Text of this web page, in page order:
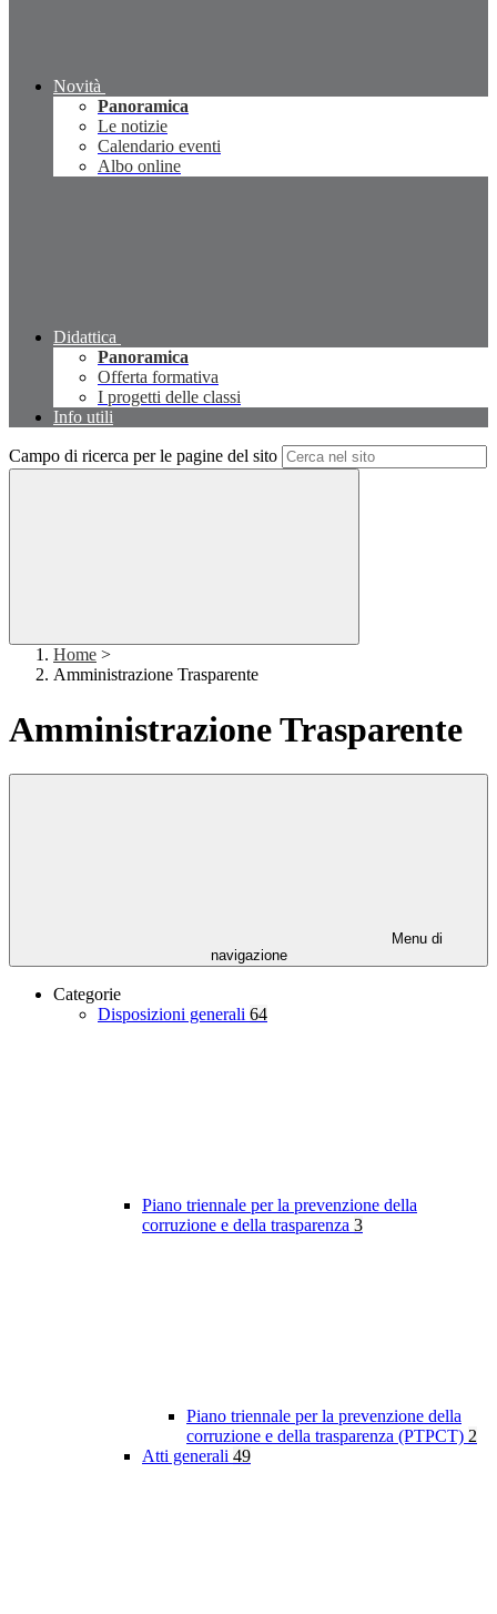
Novità
Panoramica
Le notizie
Calendario eventi
Albo online
Didattica
Panoramica
Offerta formativa
I progetti delle classi
Info utili
Campo di ricerca per le pagine del sito
Home >
Amministrazione Trasparente
Amministrazione Trasparente
Menu di
navigazione
Categorie
Disposizioni generali 64
Piano triennale per la prevenzione della
corruzione e della trasparenza 3
Piano triennale per la prevenzione della
corruzione e della trasparenza (PTPCT) 2
Atti generali 49